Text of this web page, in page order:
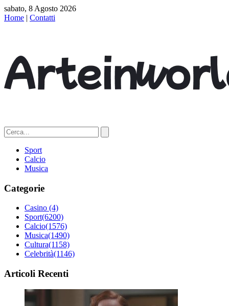
sabato, 8 Agosto 2026
Home | Contatti
Sport
Calcio
Musica
Categorie
Casino (4)
Sport(6200)
Calcio(1576)
Musica(1490)
Cultura(1158)
Celebrità(1146)
Articoli Recenti